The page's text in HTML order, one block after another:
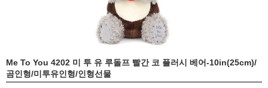
Me To You 4202 미 투 유 루돌프 빨간 코 플러시 베어-10in(25cm)/
곰인형/미투유인형/인형선물